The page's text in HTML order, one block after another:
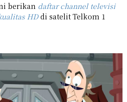
berikan daftar channel televisi
HDdi satelit Telkom 1